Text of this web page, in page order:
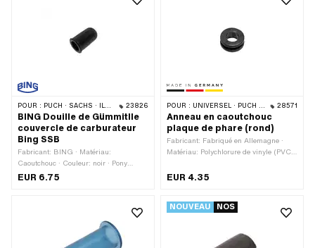
POUR : PUCH · SACHS · ILO / JLO 23826
BING Douille de Gümmitlle
couvercle de carburateur
Bing SSB
Fabricant: BING · Matériau:
Caoutchouc · Couleur: noir · Pony
numéro OEM: A1930 · Sachs N° OEM:
EUR 6.75
POUR : UNIVERSEL · PUCH · SACHS 28571
Anneau en caoutchouc
plaque de phare (rond)
Fabricant: Fabriqué en Allemagne ·
Matériau: Polychlorure de vinyle (PVC-
Ø trou de montage: 13 mm · Ø
Couleur: noir
EUR 4.35
NOUVEAU NOS